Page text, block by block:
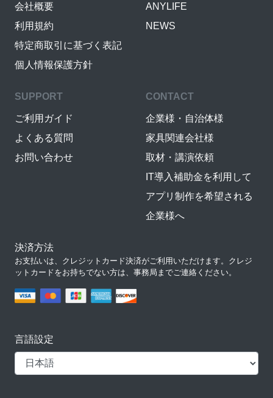
会社概要
利用規約
特定商取引に基づく表記
個人情報保護方針
ANYLIFE
NEWS
SUPPORT
ご利用ガイド
よくある質問
お問い合わせ
CONTACT
企業様・自治体様
家具関連会社様
取材・講演依頼
IT導入補助金を利用して
アプリ制作を希望される
企業様へ
決済方法
お支払いは、クレジットカード決済がご利用いただけます。クレジ
ットカードをお持ちでない方は、事務局までご連絡ください。
言語設定